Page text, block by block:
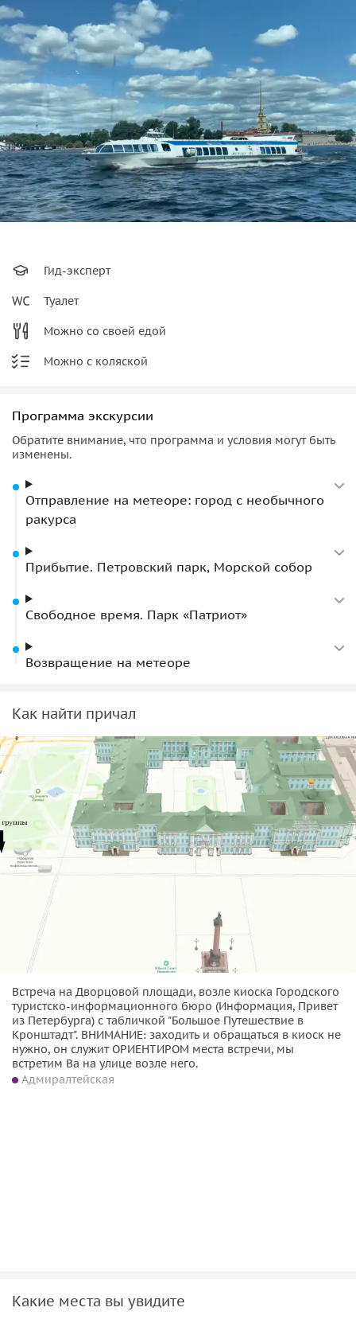
Гид-эксперт
Туалет
Можно со своей едой
Можно с коляской
Программа экскурсии
Обратите внимание, что программа и условия могут быть
изменены.
Отправление на метеоре: город с необычного
ракурса
Прибытие. Петровский парк, Морской собор
Свободное время. Парк «Патриот»
Возвращение на метеоре
Как найти причал
Встреча на Дворцовой площади, возле киоска Городского
туристско-информационного бюро (Информация, Привет
из Петербурга) с табличкой "Большое Путешествие в
Кронштадт". ВНИМАНИЕ: заходить и обращаться в киоск не
нужно, он служит ОРИЕНТИРОМ места встречи, мы
встретим Ва на улице возле него.
Адмиралтейская
Какие места вы увидите